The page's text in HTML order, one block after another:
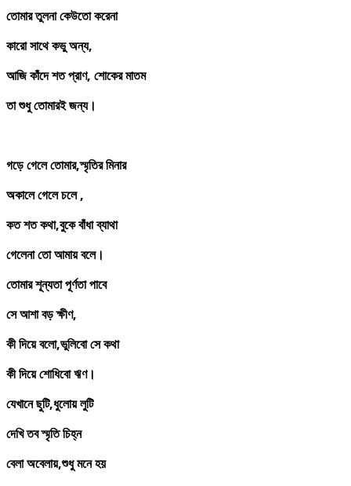
তোমারতুলনাকেউতোকরেনা
কারোসাথেকভুঅন্য,
আজিকাঁদেশতপ্রাণ, শোকেরমাতম
তাশুধুতোমারইজন্য।
গড়েগেলেতোমার,স্মৃতিরমিনার
অকালেগেলেচলে ,
কতশতকথা,বুকেবাঁধাব্যাথা
গেলেনাতোআমায়বলে।
তোমারশূন্যতাপূর্ণতাপাবে
সেআশাবড়ক্ষীণ,
কীদিয়েবলো,ভুলিবোসেকথা
কীদিয়েশোধিবোঋণ।
যেখানেছুটি,ধুলোয়লুটি
দেখিতবস্মৃতিচিহ্ন
বেলাঅবেলায়,শুধুমনেহয়